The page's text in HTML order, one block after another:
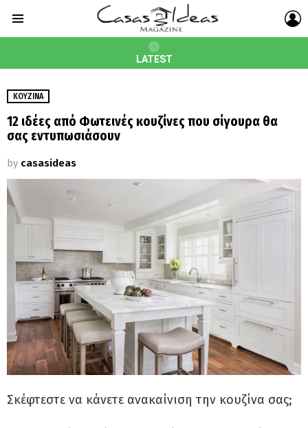
LATEST
ΚΟΥΖΊΝΑ
12 ιδέες από Φωτεινές κουζίνες που σίγουρα θα
σας εντυπωσιάσουν
by casasideas
Σκέφτεστε να κάνετε ανακαίνιση την κουζίνα σας;